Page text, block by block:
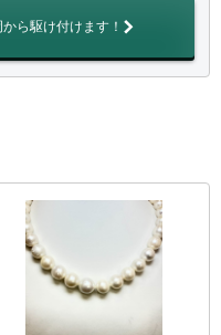
ら駆け付けます！